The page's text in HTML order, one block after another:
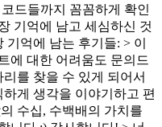
드들까지 꼼꼼하게 확인
기억에 남고 세심하신 것
억에 남는 후기들: > 이
에 대한 어려움도 문의드
를 찾을 수 있게 되어서
게 생각을 이야기하고 편
수십, 수백배의 가치를